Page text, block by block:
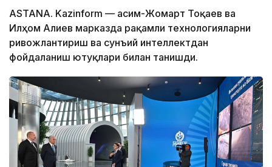
ASTANA. Kazinform — Қасим-Жомарт Тоқаев ва
Илҳом Алиев марказда рақамли технологияларни
ривожлантириш ва сунъий интеллектдан
фойдаланиш ютуқлари билан танишди.